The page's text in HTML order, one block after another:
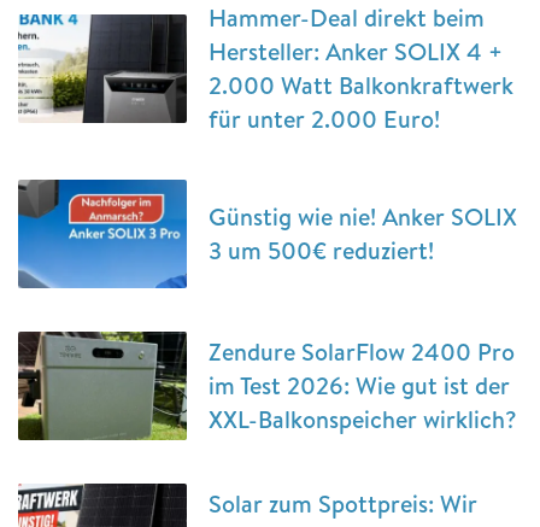
Hammer-Deal direkt beim
Hersteller: Anker SOLIX 4 +
2.000 Watt Balkonkraftwerk
für unter 2.000 Euro!
Günstig wie nie! Anker SOLIX
3 um 500€ reduziert!
Zendure SolarFlow 2400 Pro
im Test 2026: Wie gut ist der
XXL-Balkonspeicher wirklich?
Solar zum Spottpreis: Wir